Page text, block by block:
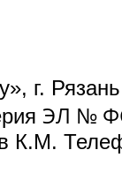
г.
ЭЛ №
К.М.